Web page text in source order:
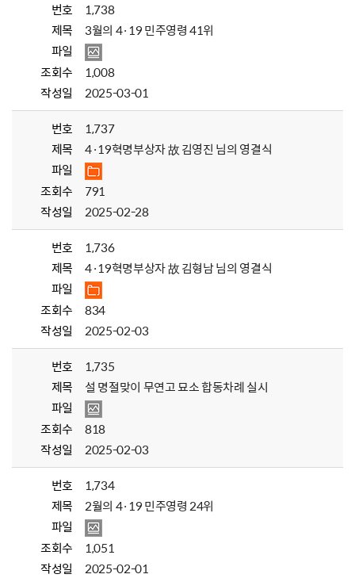
번호
1,738
제목
3월의 4·19 민주영령 41위
파일
조회수
1,008
작성일
2025-03-01
번호
1,737
제목
4·19혁명부상자 故 김영진 님의 영결식
파일
조회수
791
작성일
2025-02-28
번호
1,736
제목
4·19혁명부상자 故 김형남 님의 영결식
파일
조회수
834
작성일
2025-02-03
번호
1,735
제목
설 명절맞이 무연고 묘소 합동차례 실시
파일
조회수
818
작성일
2025-02-03
번호
1,734
제목
2월의 4·19 민주영령 24위
파일
조회수
1,051
작성일
2025-02-01